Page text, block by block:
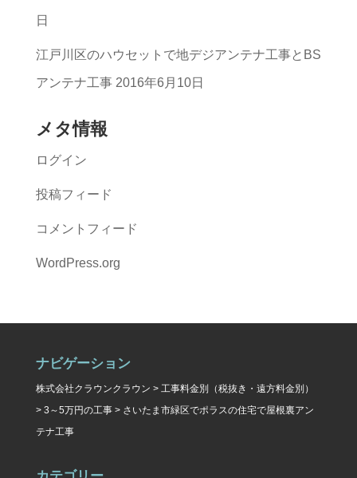
日
江戸川区のハウセットで地デジアンテナ工事とBS
アンテナ工事 2016年6月10日
メタ情報
ログイン
投稿フィード
コメントフィード
WordPress.org
ナビゲーション
株式会社クラウンクラウン > 工事料金別（税抜き・遠方料金別）
> 3～5万円の工事> さいたま市緑区でポラスの住宅で屋根裏アン
テナ工事